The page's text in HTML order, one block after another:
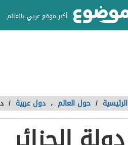
أكبر موقع عربي بالعالم
الرئيسية / حول العالم ، دول عربية /